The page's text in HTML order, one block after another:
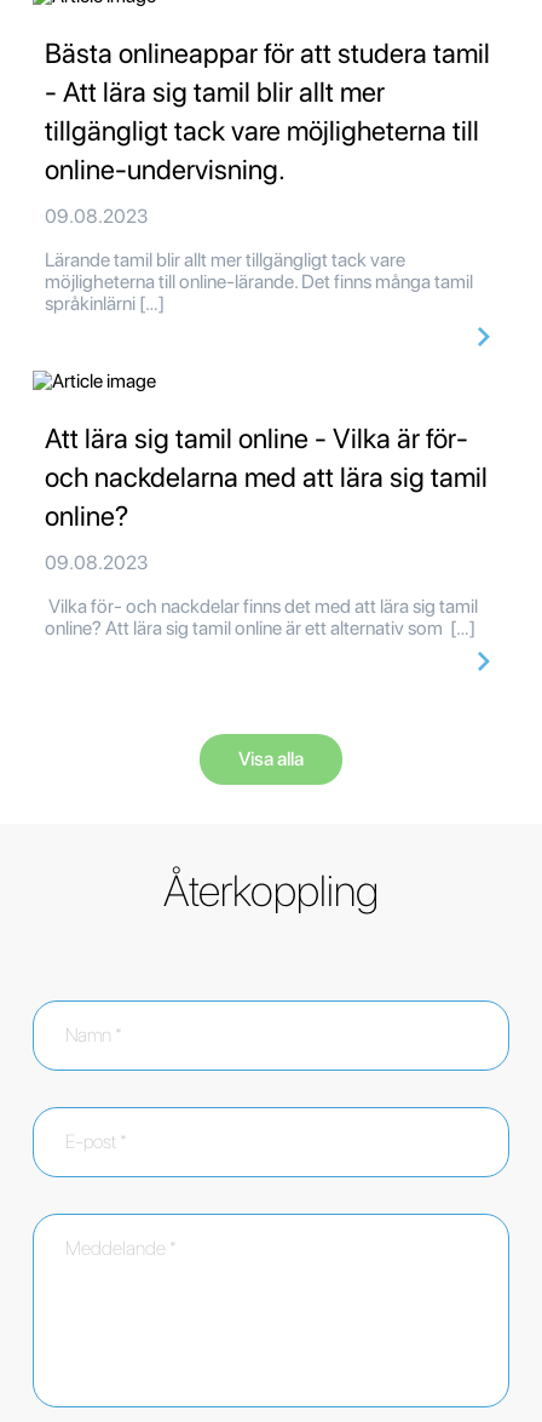
Bästa onlineappar för att studera tamil
- Att lära sig tamil blir allt mer
tillgängligt tack vare möjligheterna till
online-undervisning.
09.08.2023
Lärande tamil blir allt mer tillgängligt tack vare
möjligheterna till online-lärande. Det finns många tamil
språkinlärni […]
Att lära sig tamil online - Vilka är för-
och nackdelarna med att lära sig tamil
online?
09.08.2023
Vilka för- och nackdelar finns det med att lära sig tamil
online? Att lära sig tamil online är ett alternativ som […]
Visa alla
Återkoppling